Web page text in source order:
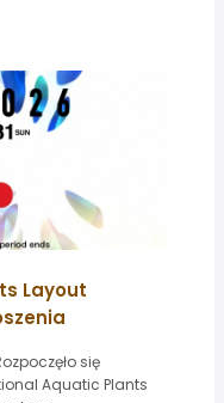
Layout
się
Aquatic Plants